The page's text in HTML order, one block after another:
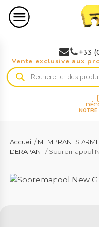
+33
Vente exclusive aux
Recherche
de
NOTRE
Accueil /MEMBRANES
DERAPANT/ Sopremapool